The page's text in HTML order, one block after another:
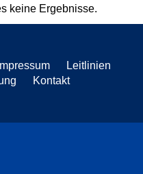
keine Ergebnisse.
Impressum
Leitlinien
Kontakt